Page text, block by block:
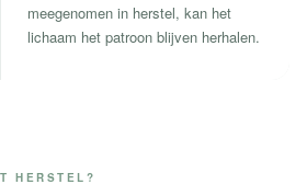
meegenomen in herstel, kan het
lichaam het patroon blijven herhalen.
HERSTEL?